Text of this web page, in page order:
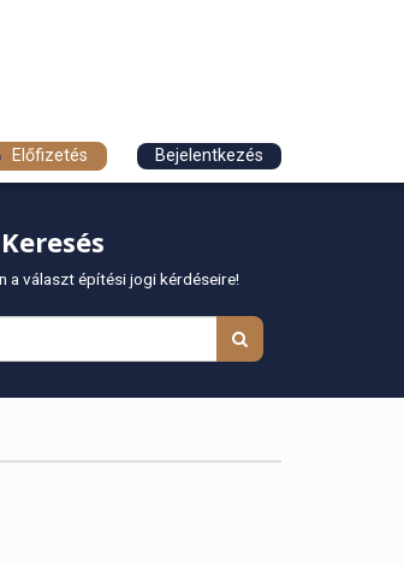
Előfizetés Bejelentkezés
Keresés
a választ építési jogi kérdéseire!